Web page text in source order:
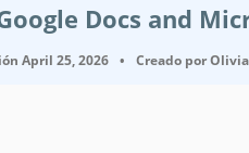
Docs and
April 25, 2026 • Creado porOlivia